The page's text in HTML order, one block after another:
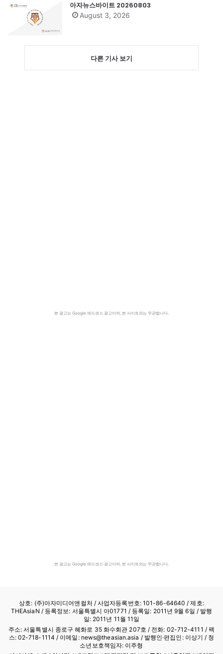
아자뉴스바이트 20260803
August 3, 2026
다른 기사 보기
본 광고는 Google 애드센스 광고이며, 본 사이트와는 무관합니다.
본 광고는 Google 애드센스 광고이며, 본 사이트와는 무관합니다.
상호: (주)아자미디어앤컬처 /사업자등록번호: 101-86-64640 / 제호:
THEAsiaN / 등록정보: 서울특별시 아01771 / 등록일: 2011년 9월 6일 / 발행
일: 2011년 11월 11일
주소: 서울특별시 종로구 혜화로 35 화수회관 207호 / 전화: 02-712-4111 / 팩
스: 02-718-1114 / 이메일: news@theasian.asia / 발행인·편집인: 이상기 / 청
소년보호책임자: 이주형